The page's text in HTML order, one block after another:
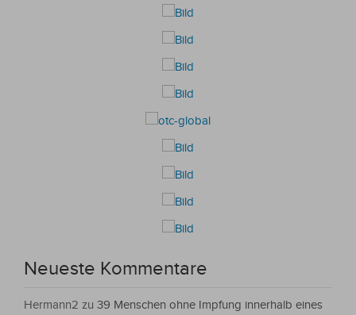
Neueste Kommentare
Hermann2 zu 39 Menschen ohne Impfung innerhalb eines